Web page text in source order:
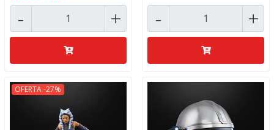
+
- +
-
OFERTA -27%